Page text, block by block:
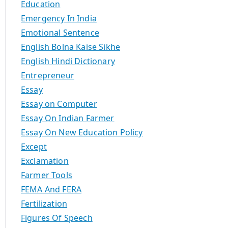
Education
Emergency In India
Emotional Sentence
English Bolna Kaise Sikhe
English Hindi Dictionary
Entrepreneur
Essay
Essay on Computer
Essay On Indian Farmer
Essay On New Education Policy
Except
Exclamation
Farmer Tools
FEMA And FERA
Fertilization
Figures Of Speech